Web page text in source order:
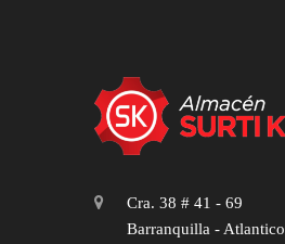
Cra. 38 # 41 - 69
Barranquilla - Atlantico